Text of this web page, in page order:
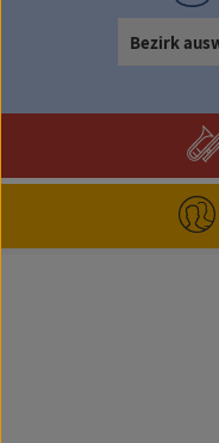
Bezirk